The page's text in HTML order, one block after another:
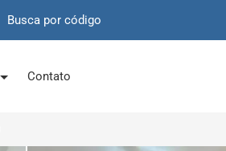
Contato